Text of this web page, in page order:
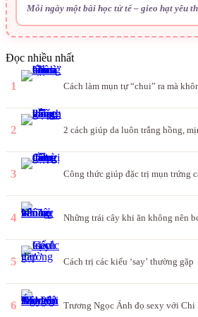
Mỗi ngày một bài học tử tế – gieo hạt yêu
Đọc nhiều nhất
1 Cách làm mụn tự “chui” ra mà
2 2 cách giúp da luôn trắng hồng,
3 Công thức giúp đặc trị mụn trứng
4 Những trái cây khi ăn không nên
5 Cách trị các kiểu ‘say’ thường gặp
6 Trương Ngọc Ánh đọ sexy với Chi